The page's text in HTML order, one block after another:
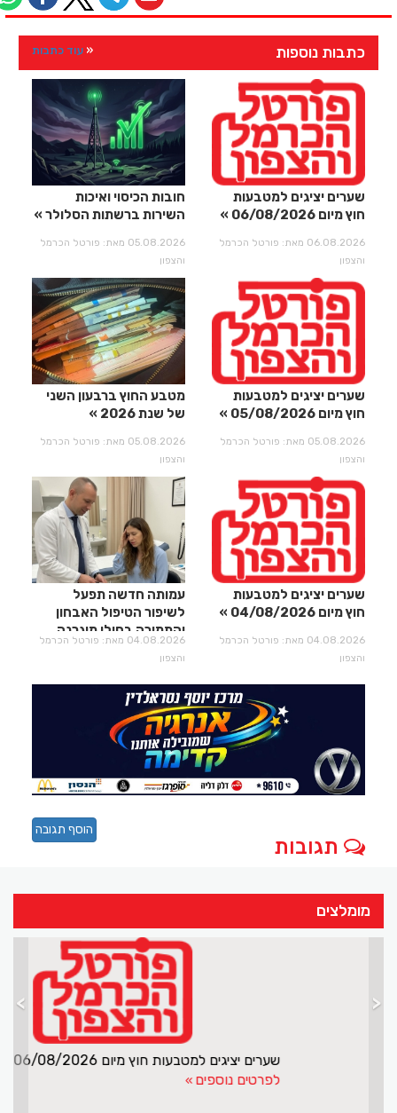
כתבות נוספות עוד כתבות
שערים יציגים למטבעות
חוץ מיום 06/08/2026
06.08.2026 מאת: פורטל הכרמל
והצפון
חובות הכיסוי ואיכות
השירות ברשתות הסלולר
05.08.2026 מאת: פורטל הכרמל
והצפון
שערים יציגים למטבעות
חוץ מיום 05/08/2026
05.08.2026 מאת: פורטל הכרמל
והצפון
מטבע החוץ ברבעון השני
של שנת 2026
05.08.2026 מאת: פורטל הכרמל
והצפון
שערים יציגים למטבעות
חוץ מיום 04/08/2026
04.08.2026 מאת: פורטל הכרמל
והצפון
עמותה חדשה תפעל
לשיפור הטיפול האבחון
והתמיכה בחולי מיגרנה
וכאבי ראש 04.08.2026 מאת: פורטל הכרמל
והצפון
תגובות
הוסף תגובה
מומלצים
> <